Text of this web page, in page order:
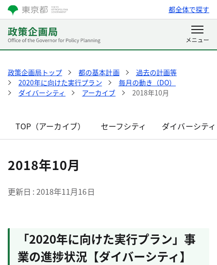
都全体で探す
政策企画局トップ 都の基本計画
過去の計画等
2020年に向けた実行プラン
毎月の動き（DO）
ダイバーシティ
アーカイブ 2018年10月
TOP（アーカイブ） セーフシティ ダイバーシティ
2018年10月
更新日 2018年11月16日
「2020年に向けた実行プラン」事
業の進捗状況【ダイバーシティ】